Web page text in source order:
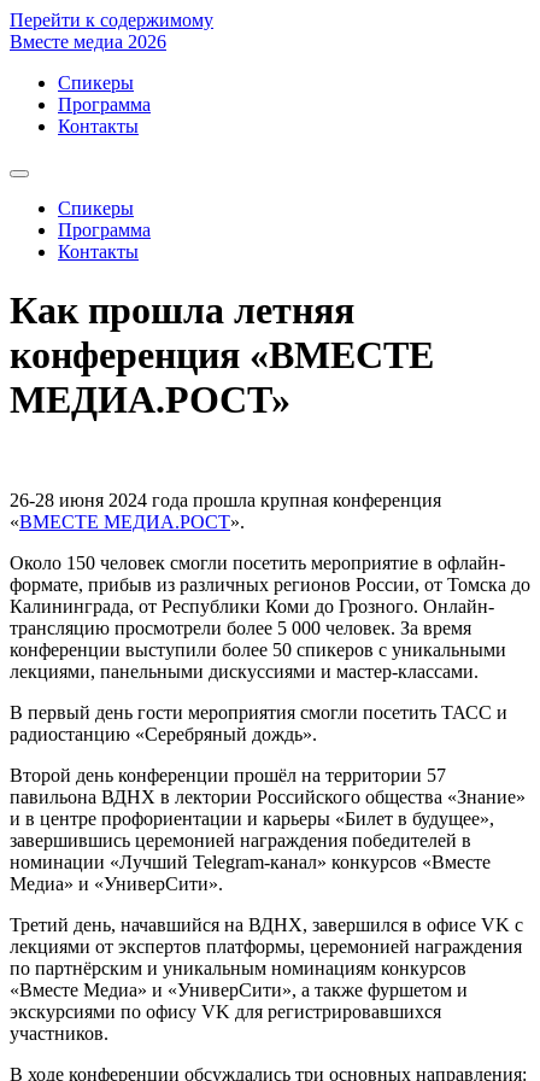
Перейти к содержимому
Вместе медиа 2026
Спикеры
Программа
Контакты
Спикеры
Программа
Контакты
Как прошла летняя
конференция «ВМЕСТЕ
МЕДИА.РОСТ»
26-28 июня 2024 года прошла крупная конференция
«ВМЕСТЕ МЕДИА.РОСТ».
Около 150 человек смогли посетить мероприятие в офлайн-
формате, прибыв из различных регионов России, от Томска до
Калининграда, от Республики Коми до Грозного. Онлайн-
трансляцию просмотрели более 5 000 человек. За время
конференции выступили более 50 спикеров с уникальными
лекциями, панельными дискуссиями и мастер-классами.
В первый день гости мероприятия смогли посетить ТАСС и
радиостанцию «Серебряный дождь».
Второй день конференции прошёл на территории 57
павильона ВДНХ в лектории Российского общества «Знание»
и в центре профориентации и карьеры «Билет в будущее»,
завершившись церемонией награждения победителей в
номинации «Лучший Telegram-канал» конкурсов «Вместе
Медиа» и «УниверСити».
Третий день, начавшийся на ВДНХ, завершился в офисе VK с
лекциями от экспертов платформы, церемонией награждения
по партнёрским и уникальным номинациям конкурсов
«Вместе Медиа» и «УниверСити», а также фуршетом и
экскурсиями по офису VK для регистрировавшихся
участников.
В ходе конференции обсуждались три основных направления: